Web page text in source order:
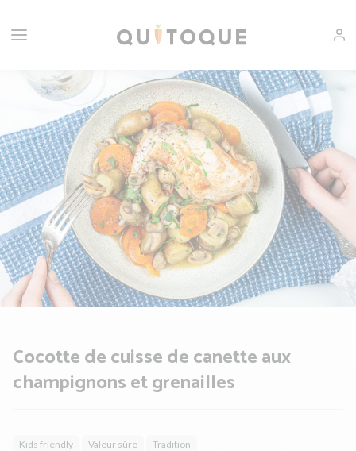
Cocotte de cuisse de canette aux
champignons et grenailles
Kids friendly Valeur sûre Tradition